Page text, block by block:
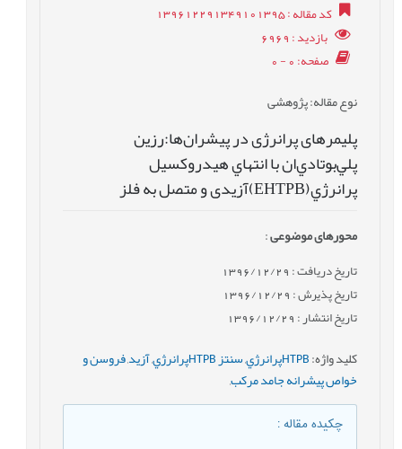
کد مقاله: 139612291349101395
بازدید: 6969
صفحه: 0 - 0
نوع مقاله: پژوهشی
پلیمرهای پرانرژی در پیشران‌ها:رزین
پلي‌بوتادي‌ان با انتهاي هيدروکسيل
پرانرژي(EHTPB)آزیدی و متصل به فلز
محورهای موضوعی:
تاریخ دریافت : 1396/12/29
تاریخ پذیرش : 1396/12/29
تاریخ انتشار : 1396/12/29
کلید واژه:HTPBپرانرژي ,سنتز HTPBپرانرژي ,آزید,فروسن و
خواص پيشرانه جامد مرکب,
چکیده مقاله: